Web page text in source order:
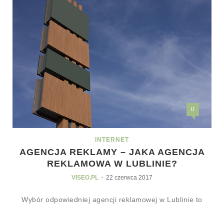
0
INTERNET
AGENCJA REKLAMY – JAKA AGENCJA
REKLAMOWA W LUBLINIE?
VISEO.PL - 22 czerwca 2017
Wybór odpowiedniej agencji reklamowej w Lublinie to